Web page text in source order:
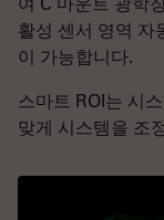
활성 센서 영역 자
이 가능합니다.
스마트 ROI는 시
맞게 시스템을 조